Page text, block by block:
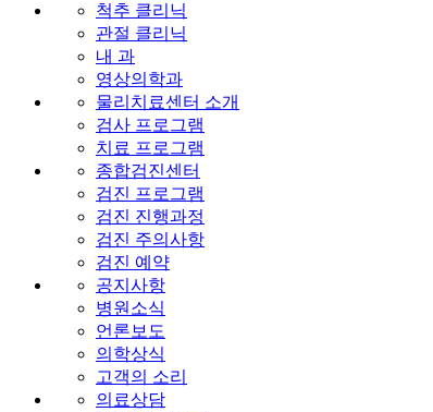
척추 클리닉
관절 클리닉
내 과
영상의학과
물리치료센터 소개
검사 프로그램
치료 프로그램
종합검진센터
검진 프로그램
검진 진행과정
검진 주의사항
검진 예약
공지사항
병원소식
언론보도
의학상식
고객의 소리
의료상담